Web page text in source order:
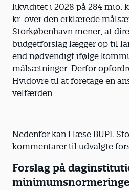
likviditet i 2028 på 284 mio.
kr. over den erklærede
Storkøbenhavn mener, at
budgetforslag lægger op til
end nødvendigt ifølge
målsætninger. Derfor
Hvidovre til at foretage en
velfærden.
Nedenfor kan I læse BUPL
kommentarer til udvalgte
Forslag på